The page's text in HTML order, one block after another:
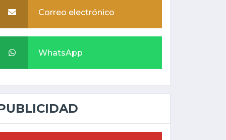
Correo electrónico
WhatsApp